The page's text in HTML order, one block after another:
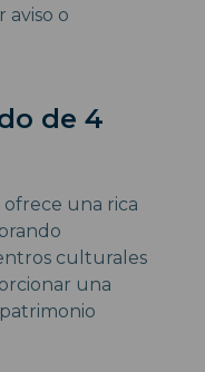
aviso o
de 4
ofrece una rica
culturales
una